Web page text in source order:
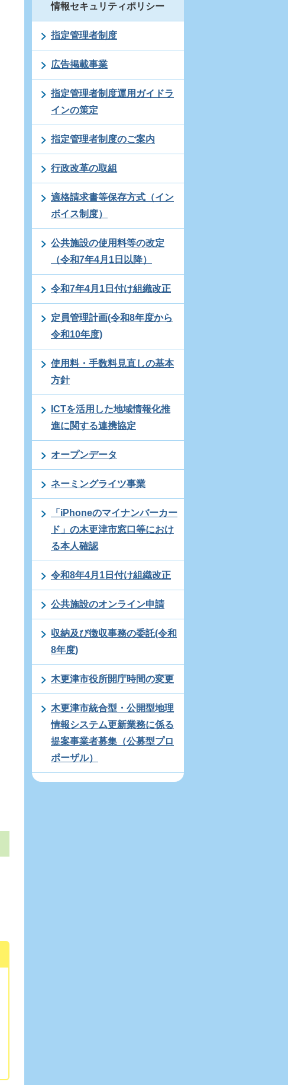
情報セキュリティポリシー
指定管理者制度
広告掲載事業
指定管理者制度運用ガイドラ
インの策定
指定管理者制度のご案内
行政改革の取組
適格請求書等保存方式（イン
ボイス制度）
公共施設の使用料等の改定
（令和7年4月1日以降）
令和7年4月1日付け組織改正
定員管理計画(令和8年度から
令和10年度)
使用料・手数料見直しの基本
方針
ICTを活用した地域情報化推
進に関する連携協定
オープンデータ
ネーミングライツ事業
「iPhoneのマイナンバーカー
ド」の木更津市窓口等におけ
る本人確認
令和8年4月1日付け組織改正
公共施設のオンライン申請
収納及び徴収事務の委託(令和
8年度)
木更津市役所開庁時間の変更
木更津市統合型・公開型地理
情報システム更新業務に係る
提案事業者募集（公募型プロ
ポーザル）